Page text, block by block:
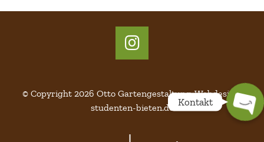
© Copyright 2026 Otto Gartengestaltung.Webdesign:
studenten-bieten.de
015157726148
Kontakt